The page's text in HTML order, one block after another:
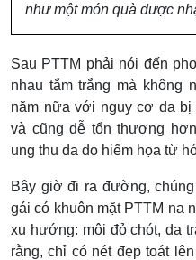
như một món quà được
Sau PTTM phải nói đến
nhau tắm trắng mà không
năm nữa với nguy cơ da bị
và cũng dễ tổn thương
ung thu da do hiểm họa từ
Bây giờ đi ra đường,
gái có khuôn mặt PTTM na
xu hướng: môi đỏ chót, da
rằng, chỉ có nét đẹp toát